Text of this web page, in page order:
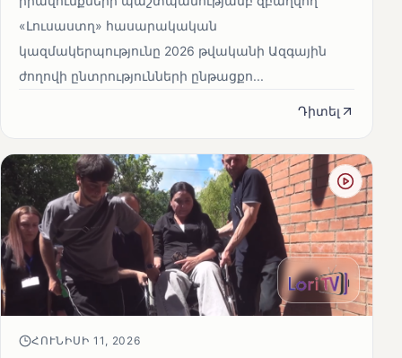
«Լուսաստղ» հասարակական
կազմակերպությունը 2026 թվականի Ազգային
ժողովի ընտրությունների ընթացքո...
Դիտել
ՀՈՒՆԻՍԻ 11, 2026